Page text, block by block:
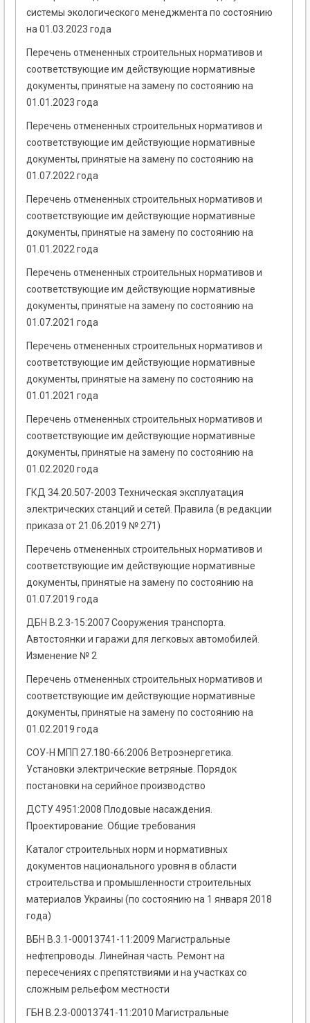
системы экологического менеджмента по состоянию
на 01.03.2023 года
Перечень отмененных строительных нормативов и
соответствующие им действующие нормативные
документы, принятые на замену по состоянию на
01.01.2023 года
Перечень отмененных строительных нормативов и
соответствующие им действующие нормативные
документы, принятые на замену по состоянию на
01.07.2022 года
Перечень отмененных строительных нормативов и
соответствующие им действующие нормативные
документы, принятые на замену по состоянию на
01.01.2022 года
Перечень отмененных строительных нормативов и
соответствующие им действующие нормативные
документы, принятые на замену по состоянию на
01.07.2021 года
Перечень отмененных строительных нормативов и
соответствующие им действующие нормативные
документы, принятые на замену по состоянию на
01.01.2021 года
Перечень отмененных строительных нормативов и
соответствующие им действующие нормативные
документы, принятые на замену по состоянию на
01.02.2020 года
ГКД 34.20.507-2003 Техническая эксплуатация
электрических станций и сетей. Правила (в редакции
приказа от 21.06.2019 № 271)
Перечень отмененных строительных нормативов и
соответствующие им действующие нормативные
документы, принятые на замену по состоянию на
01.07.2019 года
ДБН В.2.3-15:2007 Сооружения транспорта.
Автостоянки и гаражи для легковых автомобилей.
Изменение № 2
Перечень отмененных строительных нормативов и
соответствующие им действующие нормативные
документы, принятые на замену по состоянию на
01.02.2019 года
СОУ-Н МПП 27.180-66:2006 Ветроэнергетика.
Установки электрические ветряные. Порядок
постановки на серийное производство
ДСТУ 4951:2008 Плодовые насаждения.
Проектирование. Общие требования
Каталог строительных норм и нормативных
документов национального уровня в области
строительства и промышленности строительных
материалов Украины (по состоянию на 1 января 2018
года)
ВБН В.3.1-00013741-11:2009 Магистральные
нефтепроводы. Линейная часть. Ремонт на
пересечениях с препятствиями и на участках со
сложным рельефом местности
ГБН В.2.3-00013741-11:2010 Магистральные